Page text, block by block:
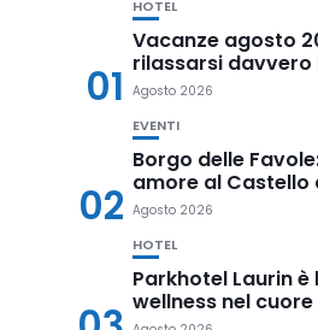
01
HOTEL
Vacanze agosto
rilassarsi davvero
Agosto 2026
02
EVENTI
Borgo delle
amore al Castello
Agosto 2026
HOTEL
Parkhotel Laurin
wellness nel